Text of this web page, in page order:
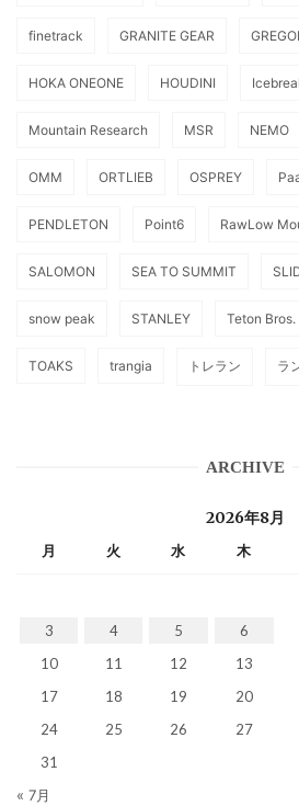
finetrack GRANITE GEAR
HOKA ONEONE HOUDINI
Mountain Research MSR NEMO
OMM ORTLIEB OSPREY
PENDLETON Point6 RawLow
SALOMON SEA TO SUMMIT
snow peak STANLEY Teton Bros.
TOAKS trangia トレラン ラ
ARCHIVE
2026年8月
月 火 水 木
3
4 5 6
10
11 12 13
17
18 19 20
24
25 26 27
31
« 7月